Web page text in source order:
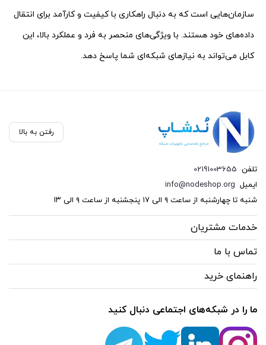
سازمان‌هایی است که به دنبال راهکاری با کیفیت و کارآمد برای انتقال
داده‌های خود هستند. با ویژگی‌های منحصر به فرد و عملکرد بالا، این
کابل می‌تواند به نیازهای شبکه‌ای شما پاسخ دهد.
رفتن به بالا
تلفن 02191003655
ایمیل info@nodeshop.org
شنبه تا چهارشنبه از ساعت ۹ الی ۱۷ پنجشنبه از ساعت ۹ الی ۱۳
خدمات مشتریان
تماس با ما
راهنمای خرید
ما را در شبکه‌های اجتماعی دنبال کنید